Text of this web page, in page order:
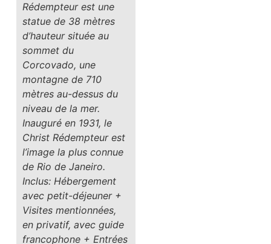
Rédempteur est une
statue de 38 mètres
d’hauteur située au
sommet du
Corcovado, une
montagne de 710
mètres au-dessus du
niveau de la mer.
Inauguré en 1931, le
Christ Rédempteur est
l’image la plus connue
de Rio de Janeiro.
Inclus: Hébergement
avec petit-déjeuner +
Visites mentionnées,
en privatif, avec guide
francophone + Entrées